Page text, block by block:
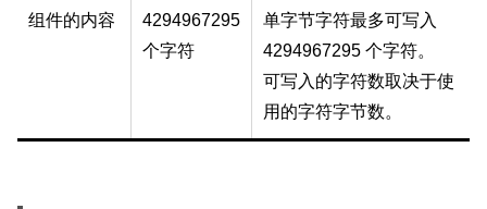
组件的内容
4294967295
个字符
单字节字符最多可写入
4294967295 个字符。
可写入的字符数取决于使
用的字符字节数。